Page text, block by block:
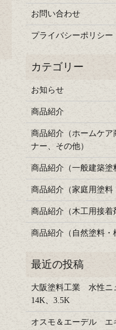
お問い合わせ
プライバシーポリシー
お知らせ
商品紹介
商品紹介（ホームケア
ナー、その他）
商品紹介（一般建築塗
商品紹介（家庭用塗料
商品紹介（木工用接着
商品紹介（自然塗料・
大阪塗料工業 水性ニ
14K、3.5K
オスモ＆エーデル エ